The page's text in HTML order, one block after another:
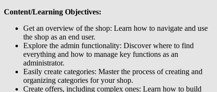
Content/Learning Objectives:
Get an overview of the shop: Learn how to navigate and use
the shop as an end user.
Explore the admin functionality: Discover where to find
everything and how to manage key functions as an
administrator.
Easily create categories: Master the process of creating and
organizing categories for your shop.
Create offers, including complex ones: Learn how to build